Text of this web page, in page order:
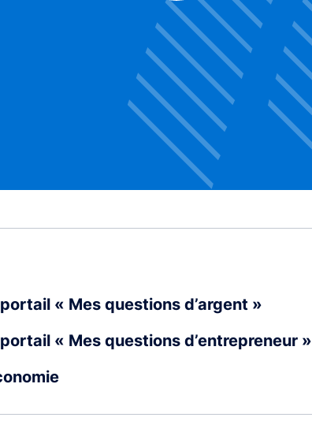
Voir la vidéo
« Mes questions d’argent »
« Mes questions d’entrepreneur »